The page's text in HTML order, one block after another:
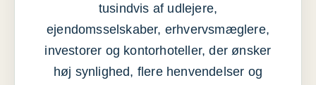
tusindvis af udlejere,
ejendomsselskaber, erhvervsmæglere,
investorer og kontorhoteller, der ønsker
høj synlighed, flere henvendelser og